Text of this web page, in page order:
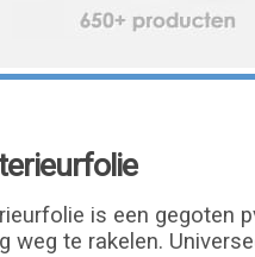
is een gegoten
te rakelen.